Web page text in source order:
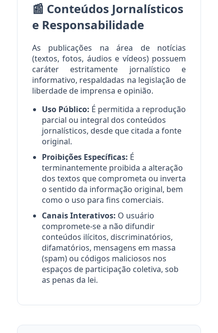
📰 Conteúdos Jornalísticos
e Responsabilidade
As publicações na área de notícias
(textos, fotos, áudios e vídeos) possuem
caráter estritamente jornalístico e
informativo, respaldadas na legislação de
liberdade de imprensa e opinião.
Uso Público: É permitida a reprodução
parcial ou integral dos conteúdos
jornalísticos, desde que citada a fonte
original.
Proibições Específicas: É
terminantemente proibida a alteração
dos textos que comprometa ou inverta
o sentido da informação original, bem
como o uso para fins comerciais.
Canais Interativos: O usuário
compromete-se a não difundir
conteúdos ilícitos, discriminatórios,
difamatórios, mensagens em massa
(spam) ou códigos maliciosos nos
espaços de participação coletiva, sob
as penas da lei.